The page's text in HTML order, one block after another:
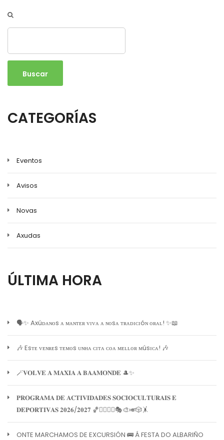
CATEGORÍAS
Eventos
Avisos
Novas
Axudas
ÚLTIMA HORA
🗣️✨ Axúᴅᴀɴᴏs ᴀ ᴍᴀɴᴛᴇʀ ᴠɪᴠᴀ ᴀ ɴᴏsᴀ ᴛʀᴀᴅɪᴄɪóɴ ᴏʀᴀʟ! ✨📖
🎶 Esᴛᴇ ᴠᴇɴʀᴇs ᴛᴇᴍᴏs ᴜɴʜᴀ ᴄɪᴛᴀ ᴄᴏᴀ ᴍᴇʟʟᴏʀ ᴍúsɪᴄᴀ! 🎶
🪄𝐕𝐎𝐋𝐕𝐄 𝐀 𝐌𝐀𝐗𝐈𝐀 𝐀 𝐁𝐀𝐀𝐌𝐎𝐍𝐃𝐄 🎩✨
𝐏𝐑𝐎𝐆𝐑𝐀𝐌𝐀 𝐃𝐄 𝐀𝐂𝐓𝐈𝐕𝐈𝐃𝐀𝐃𝐄𝐒 𝐒𝐎𝐂𝐈𝐎𝐂𝐔𝐋𝐓𝐔𝐑𝐀𝐈𝐒 𝐄
𝐃𝐄𝐏𝐎𝐑𝐓𝐈𝐕𝐀𝐒 𝟐𝟎𝟐𝟔/𝟐𝟎𝟐𝟕 🏀🏊‍♀️🧘‍♀️🎭🎨🎺🎲🤸
ONTE MARCHAMOS DE EXCURSIÓN 🚌 Á FESTA DO ALBARIÑO